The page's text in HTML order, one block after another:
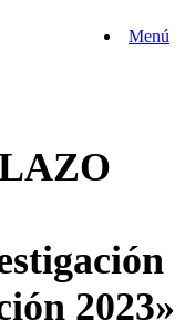
Menú
2023»